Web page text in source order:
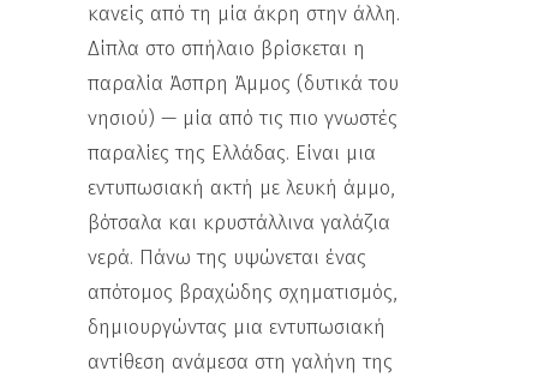
κανείς από τη μία άκρη στην άλλη.
Δίπλα στο σπήλαιο βρίσκεται η
παραλία Άσπρη Άμμος (δυτικά του
νησιού) — μία από τις πιο γνωστές
παραλίες της Ελλάδας. Είναι μια
εντυπωσιακή ακτή με λευκή άμμο,
βότσαλα και κρυστάλλινα γαλάζια
νερά. Πάνω της υψώνεται ένας
απότομος βραχώδης σχηματισμός,
δημιουργώντας μια εντυπωσιακή
αντίθεση ανάμεσα στη γαλήνη της